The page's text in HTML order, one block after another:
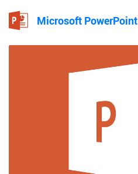
Microsoft PowerPoint